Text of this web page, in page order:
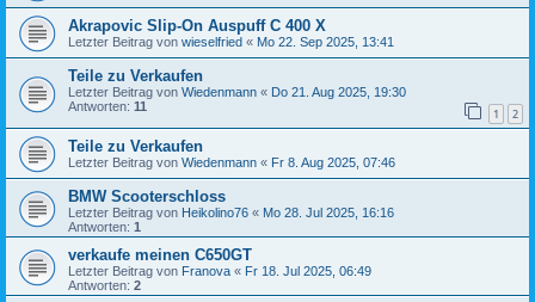
Akrapovic Slip-On Auspuff C 400 X
Letzter Beitrag von wieselfried « Mo 22. Sep 2025, 13:41
Teile zu Verkaufen
Letzter Beitrag von Wiedenmann « Do 21. Aug 2025, 19:30
Antworten: 11 1 2
Teile zu Verkaufen
Letzter Beitrag von Wiedenmann « Fr 8. Aug 2025, 07:46
BMW Scooterschloss
Letzter Beitrag von Heikolino76 « Mo 28. Jul 2025, 16:16
Antworten: 1
verkaufe meinen C650GT
Letzter Beitrag von Franova « Fr 18. Jul 2025, 06:49
Antworten: 2